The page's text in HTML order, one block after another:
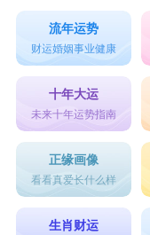
流年运势
财运婚姻事业健康
十年大运
未来十年运势指南
正缘画像
看看真爱长什么样
生肖财运